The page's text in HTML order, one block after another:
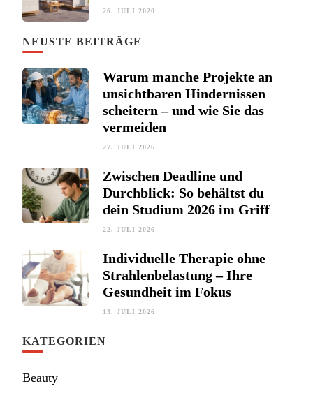
26. JULI 2020
NEUSTE BEITRÄGE
Warum manche Projekte an
unsichtbaren Hindernissen
scheitern – und wie Sie das
vermeiden
27. JULI 2026
Zwischen Deadline und
Durchblick: So behältst du
dein Studium 2026 im Griff
22. JULI 2026
Individuelle Therapie ohne
Strahlenbelastung – Ihre
Gesundheit im Fokus
13. JULI 2026
KATEGORIEN
Beauty